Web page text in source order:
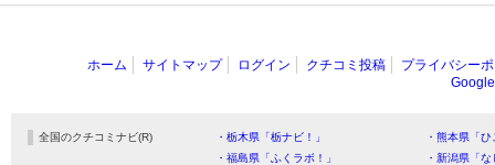
ホーム サイトマップ ログイン クチコミ投稿
プライバシー
全国のクチコミナビ(R) ・栃木県「栃ナビ！」
・熊本県「
・福島県「ふくラボ！」
・新潟県「